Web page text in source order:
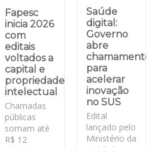
Fapesc
inicia 2026
com
editais
voltados a
capital e
propriedade
intelectual
Chamadas
públicas
somam até
R$ 12
Saúde
digital:
Governo
abre
chamamento
para
acelerar
inovação
no SUS
Edital
lançado pelo
Ministério da